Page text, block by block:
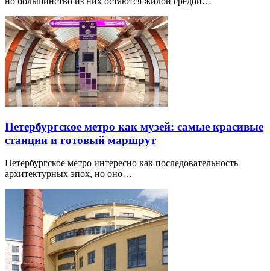
Петербургское метро как музей: самые красивые
станции и готовый маршрут
Петербургское метро интересно как последовательность
архитектурных эпох, но оно…